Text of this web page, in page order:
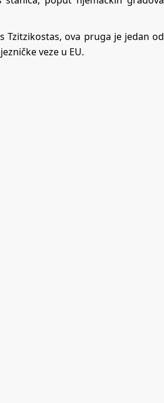
Tzitzikostas, ova pruga je jedan od
veze u EU.